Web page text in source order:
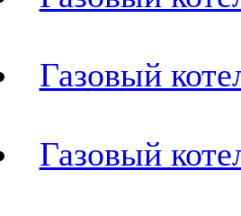
Газовый
Газовый